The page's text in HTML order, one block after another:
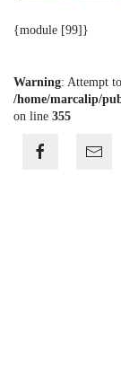
{module [99]}
Warning: Attempt
/home/marcalip/
on line 355